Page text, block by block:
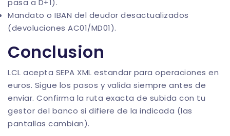
pasa a D+1).
Mandato o IBAN del deudor desactualizados
(devoluciones AC01/MD01).
Conclusion
LCL acepta SEPA XML estandar para operaciones en
euros. Sigue los pasos y valida siempre antes de
enviar. Confirma la ruta exacta de subida con tu
gestor del banco si difiere de la indicada (las
pantallas cambian).